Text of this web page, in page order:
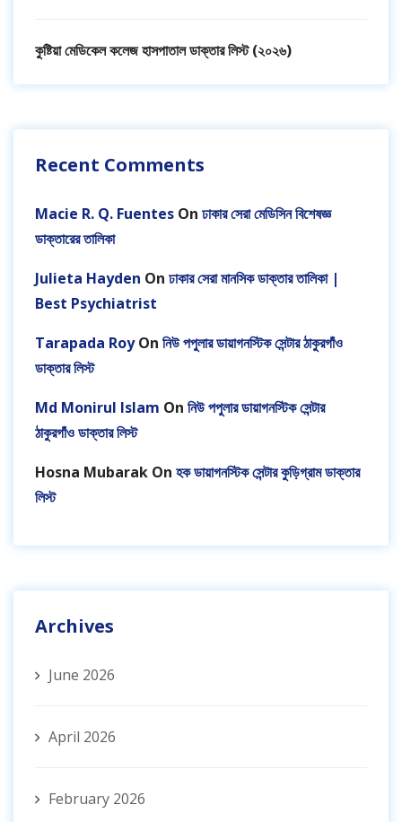
কুষ্টিয়া মেডিকেল কলেজ হাসপাতাল ডাক্তার লিস্ট (২০২৬)
Recent Comments
Macie R. Q. Fuentes On ঢাকার সেরা মেডিসিন বিশেষজ্ঞ
ডাক্তারের তালিকা
Julieta Hayden On ঢাকার সেরা মানসিক ডাক্তার তালিকা |
Best Psychiatrist
Tarapada RoyOn নিউ পপুলার ডায়াগনস্টিক সেন্টার ঠাকুরগাঁও
ডাক্তার লিস্ট
Md Monirul Islam On নিউ পপুলার ডায়াগনস্টিক সেন্টার
ঠাকুরগাঁও ডাক্তার লিস্ট
Hosna Mubarak On হক ডায়াগনস্টিক সেন্টার কুড়িগ্রাম ডাক্তার
লিস্ট
Archives
June 2026
April 2026
February 2026